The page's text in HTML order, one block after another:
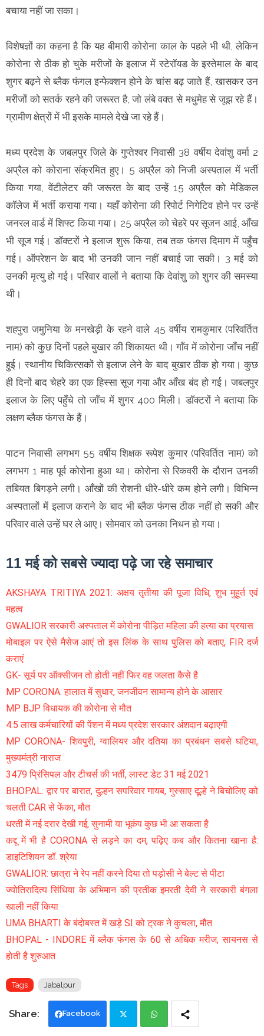
बचाया नहीं जा सका।
विशेषज्ञों का कहना है कि यह बीमारी कोरोना काल के पहले भी थी, लेकिन
कोरोना से ठीक हो चुके मरीजों के इलाज में स्टेरॉयड के इस्तेमाल के बाद
शुगर बढ़ने से ब्लैक फंगल इन्फेक्शन होने के चांस बढ़ जाते हैं, खासकर उन
मरीजों को सतर्क रहने की जरूरत है, जो लंबे वक्त से मधुमेह से जूझ रहे हैं।
ग्रामीण क्षेत्रों में भी इसके मामले देखे जा रहे हैं।
मध्य प्रदेश के जबलपुर जिले के गुप्तेश्वर निवासी 38 वर्षीय देवांशु वर्मा 2
अप्रैल को कोराना संक्रमित हुए। 5 अप्रैल को निजी अस्पताल में भर्ती
किया गया, वेंटीलेटर की जरूरत के बाद उन्हें 15 अप्रैल को मेडिकल
कॉलेज में भर्ती कराया गया। यहाँ कोरोना की रिपोर्ट निगेटिव होने पर उन्हें
जनरल वार्ड में शिफ्ट किया गया। 25 अप्रैल को चेहरे पर सूजन आई, आँख
भी सूज गई। डॉक्टरों ने इलाज शुरू किया, तब तक फंगस दिमाग में पहुँच
गई। ऑपरेशन के बाद भी उनकी जान नहीं बचाई जा सकी। 3 मई को
उनकी मृत्यु हो गई। परिवार वालों ने बताया कि देवांशु को शुगर की समस्या
थी।
शहपुरा जमुनिया के मनखेड़ी के रहने वाले 45 वर्षीय रामकुमार (परिवर्तित
नाम) को कुछ दिनों पहले बुखार की शिकायत थी। गाँव में कोरोना जाँच नहीं
हुई। स्थानीय चिकित्सकों से इलाज लेने के बाद बुखार ठीक हो गया। कुछ
ही दिनों बाद चेहरे का एक हिस्सा सूज गया और आँख बंद हो गई। जबलपुर
इलाज के लिए पहुँचे तो जाँच में शुगर 400 मिली। डॉक्टरों ने बताया कि
लक्षण ब्लैक फंगस के हैं।
पाटन निवासी लगभग 55 वर्षीय शिक्षक रूपेश कुमार (परिवर्तित नाम) को
लगभग 1 माह पूर्व कोरोना हुआ था। कोरोना से रिकवरी के दौरान उनकी
तबियत बिगड़ने लगी। आँखों की रोशनी धीरे-धीरे कम होने लगी। विभिन्न
अस्पतालों में इलाज कराने के बाद भी ब्लैक फंगस ठीक नहीं हो सकी और
परिवार वाले उन्हें घर ले आए। सोमवार को उनका निधन हो गया।
11 मई को सबसे ज्यादा पढ़े जा रहे समाचार
AKSHAYA TRITIYA 2021: अक्षय तृतीया की पूजा विधि, शुभ मुहूर्त एवं
महत्व
GWALIOR सरकारी अस्पताल में कोरोना पीड़ित महिला की हत्या का प्रयास
मोबाइल पर ऐसे मैसेज आएं तो इस लिंक के साथ पुलिस को बताए, FIR दर्ज
कराएं
GK- सूर्य पर ऑक्सीजन तो होती नहीं फिर वह जलता कैसे है
MP CORONA: हालात में सुधार, जनजीवन सामान्य होने के आसार
MP BJP विधायक की कोरोना से मौत
4.5 लाख कर्मचारियों की पेंशन में मध्य प्रदेश सरकार अंशदान बढ़ाएगी
MP CORONA- शिवपुरी, ग्वालियर और दतिया का प्रबंधन सबसे घटिया,
मुख्यमंत्री नाराज
3479 प्रिंसिपल और टीचर्स की भर्ती, लास्ट डेट 31 मई 2021
BHOPAL: द्वार पर बारात, दुल्हन सपरिवार गायब, गुस्साए दूल्हे ने बिचोलिए को
चलती CAR से फेंका, मौत
धरती में नई दरार देखी गई, सुनामी या भूकंप कुछ भी आ सकता है
कद्दू में भी है CORONA से लड़ने का दम, पढ़िए कब और कितना खाना है:
डाइटिशियन डॉ. श्रेया
GWALIOR: छात्रा ने रेप नहीं करने दिया तो पड़ोसी ने बेल्ट से पीटा
ज्योतिरादित्य सिंधिया के अभिमान की प्रतीक इमरती देवी ने सरकारी बंगला
खाली नहीं किया
UMA BHARTI के बंदोबस्त में खड़े SI को ट्रक ने कुचला, मौत
BHOPAL - INDORE में ब्लैक फंगस के 60 से अधिक मरीज, सायनस से
हाेती है शुरुआत
Tags Jabalpur
Facebook